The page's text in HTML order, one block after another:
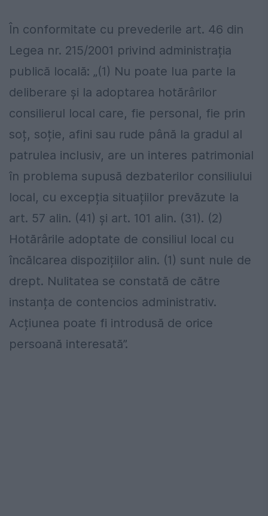
În conformitate cu prevederile art. 46 din
Legea nr. 215/2001 privind administrația
publică locală: „(1) Nu poate lua parte la
deliberare și la adoptarea hotărârilor
consilierul local care, fie personal, fie prin
soț, soție, afini sau rude până la gradul al
patrulea inclusiv, are un interes patrimonial
în problema supusă dezbaterilor consiliului
local, cu excepția situațiilor prevăzute la
art. 57 alin. (41) și art. 101 alin. (31). (2)
Hotărârile adoptate de consiliul local cu
încălcarea dispozițiilor alin. (1) sunt nule de
drept. Nulitatea se constată de către
instanța de contencios administrativ.
Acțiunea poate fi introdusă de orice
persoană interesată”.